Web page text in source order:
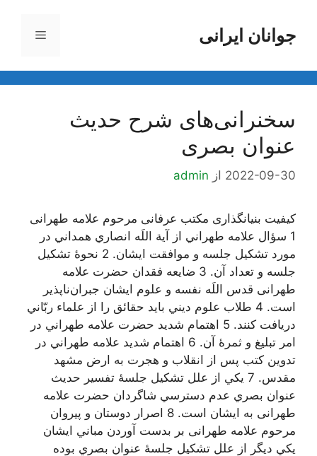
محتواجوانان ایرانی فهرست
سخنرانی‌های شرح حدیث
عنوان بصری
2022-09-30 از admin
کیفیت بنیانگذاری مکتب عرفانی مرحوم علامه طهرانی
1 سؤال علامه طهراني از آية اللَه انصاري همداني در
مورد تشكيل جلسه و موافقت ايشان. 2 نحوۀ تشكيل
جلسه و تعداد آن. 3 ضايعه فقدان حضرت علامه
طهرانی قدس اللَه نفسه و علوم ايشان جبران‌ناپذير
است. 4 طلاب علوم ديني بايد حقائق را از علماء ربّاني
دريافت كنند. 5 اهتمام شديد حضرت علامه طهراني در
امر تبليغ و ثمرۀ آن. 6 اهتمام شديد علامه طهراني در
تدوين كتب پس از انقلاب و هجرت به ارض مشهد
مقدس. 7 يكي از علل تشكيل جلسۀ تفسير حديث
عنوان بصري عدم دسترسي شاگردان حضرت علامه
طهرانی به ايشان است. 8 اصرار دوستان و پيروان
مرحوم علامه طهرانی بر بدست آوردن مباني ایشان
يكي ديگر از علل تشكيل جلسۀ عنوان بصري بوده